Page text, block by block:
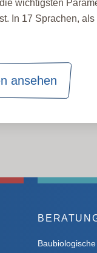
wichtigsten
In 17 Sprachen,
ansehen
Baubiologische